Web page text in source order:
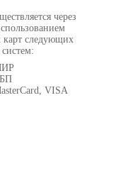
через
карт следующих
VISA